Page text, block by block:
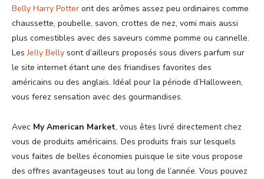
Belly Harry Potter ont des arômes assez peu ordinaires comme
chaussette, poubelle, savon, crottes de nez, vomi mais aussi
plus comestibles avec des saveurs comme pomme ou cannelle.
LesJelly Belly sont d’ailleurs proposés sous divers parfum sur
le site internet étant une des friandises favorites des
américains ou des anglais. Idéal pour la période d’Halloween,
vous ferez sensation avec des gourmandises.
Avec My American Market, vous êtes livré directement chez
vous de produits américains. Des produits frais sur lesquels
vous faites de belles économies puisque le site vous propose
des offres avantageuses tout au long de l’année. Vous pouvez